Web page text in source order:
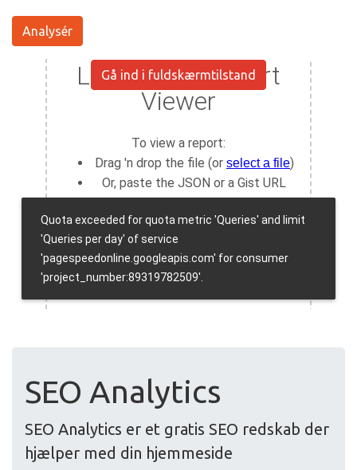
Analysér
Gå ind i fuldskærmtilstand
SEO Analytics
SEO Analytics er et gratis SEO redskab der
hjælper med din hjemmeside